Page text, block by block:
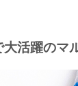
活躍のマ